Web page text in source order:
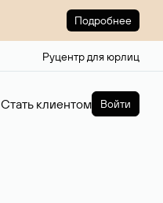
Подробнее
Руцентр для юрлиц
Стать клиентом Войти